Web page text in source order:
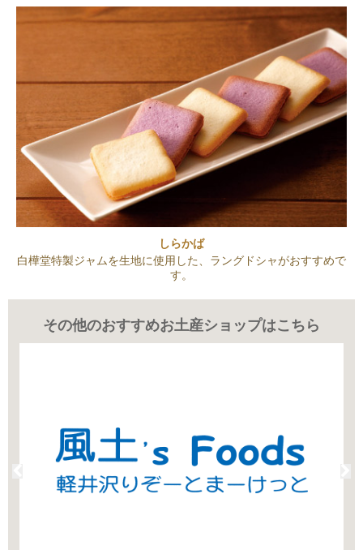
しらかば
白樺堂特製ジャムを生地に使用した、ラングドシャがおすすめで
す。
その他のおすすめお土産ショップはこちら